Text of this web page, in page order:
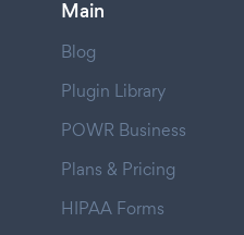
Main
Blog
Plugin Library
POWR Business
Plans & Pricing
HIPAA Forms